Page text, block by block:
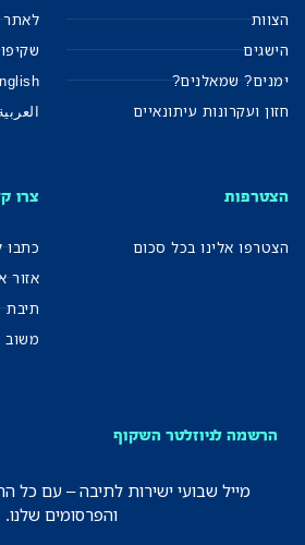
הצוות
הישגים
ימנים? שמאלנים?
חזון ועקרונות עיתונאיים
לאתר
הצטרפות
הצטרפו אלינו בכל סכום
צרו
כתבו
אזור
תיבת
הרשמה לניוזלטר השקוף
מייל שבועי ישירות לתיבה – עם כל
והפרסומים שלנו.